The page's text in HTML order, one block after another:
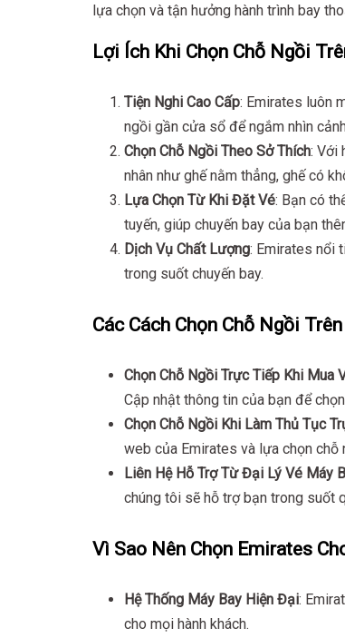
lựa chọn và tận hưởng hành trình bay
Lợi Ích Khi Chọn Chỗ Ngồi
Tiện Nghi Cao Cấp: Emirates luôn
ngồi gần cửa sổ để ngắm nhìn
Chọn Chỗ Ngồi Theo Sở Thích: Với
nhân như ghế nằm thẳng, ghế có
Lựa Chọn Từ Khi Đặt Vé: Bạn có
tuyến, giúp chuyến bay của bạn
Dịch Vụ Chất Lượng: Emirates nổi
trong suốt chuyến bay.
Các Cách Chọn Chỗ Ngồi
Chọn Chỗ Ngồi Trực Tiếp Khi Mua
Cập nhật thông tin của bạn để
Chọn Chỗ Ngồi Khi Làm Thủ Tục
web của Emirates và lựa chọn chỗ
Liên Hệ Hỗ Trợ Từ Đại Lý Vé Máy
chúng tôi sẽ hỗ trợ bạn trong suốt
Vì Sao Nên Chọn Emirates
Hệ Thống Máy Bay Hiện Đại:
cho mọi hành khách.